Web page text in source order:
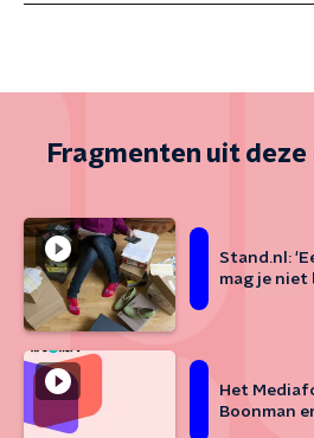
Fragmenten uit
Stand.nl:
mag je
Het
Boonman